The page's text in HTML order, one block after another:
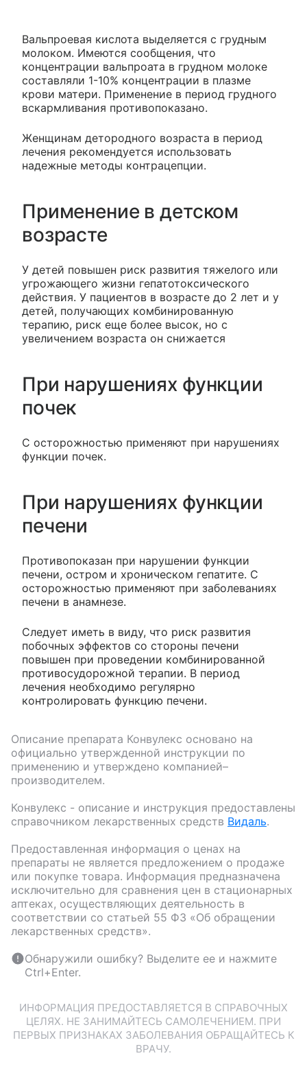
Вальпроевая кислота выделяется с грудным
молоком. Имеются сообщения, что
концентрации вальпроата в грудном молоке
составляли 1-10% концентрации в плазме
крови матери. Применение в период грудного
вскармливания противопоказано.
Женщинам детородного возраста в период
лечения рекомендуется использовать
надежные методы контрацепции.
Применение в детском
возрасте
У детей повышен риск развития тяжелого или
угрожающего жизни гепатотоксического
действия. У пациентов в возрасте до 2 лет и у
детей, получающих комбинированную
терапию, риск еще более высок, но с
увеличением возраста он снижается
При нарушениях функции
почек
С осторожностью применяют при нарушениях
функции почек.
При нарушениях функции
печени
Противопоказан при нарушении функции
печени, остром и хроническом гепатите. С
осторожностью применяют при заболеваниях
печени в анамнезе.
Следует иметь в виду, что риск развития
побочных эффектов со стороны печени
повышен при проведении комбинированной
противосудорожной терапии. В период
лечения необходимо регулярно
контролировать функцию печени.
Описание препарата Конвулекс основано на
официально утвержденной инструкции по
применению и утверждено компанией–
производителем.
Конвулекс - описание и инструкция предоставлены
справочником лекарственных средств Видаль.
Предоставленная информация о ценах на
препараты не является предложением о продаже
или покупке товара. Информация предназначена
исключительно для сравнения цен в стационарных
аптеках, осуществляющих деятельность в
соответствии со статьей 55 ФЗ «Об обращении
лекарственных средств».
Обнаружили ошибку? Выделите ее и нажмите
Ctrl+Enter.
ИНФОРМАЦИЯ ПРЕДОСТАВЛЯЕТСЯ В СПРАВОЧНЫХ
ЦЕЛЯХ. НЕ ЗАНИМАЙТЕСЬ САМОЛЕЧЕНИЕМ. ПРИ
ПЕРВЫХ ПРИЗНАКАХ ЗАБОЛЕВАНИЯ ОБРАЩАЙТЕСЬ К
ВРАЧУ.